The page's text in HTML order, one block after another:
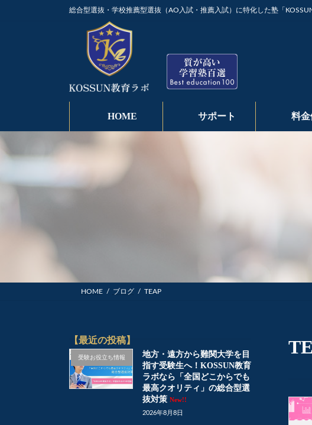
総合型選抜・学校推薦型選抜（AO入試・推薦入試）に特化した塾「
HOME サポート 料
HOME ブログ TEAP
【最近の投稿】
受験お役立ち情報
地方・遠方から難関大学を目
指す受験生へ！KOSSUN教育
ラボなら「全国どこからでも
最高クオリティ」の総合型選
抜対策 New!!
2026年8月8日